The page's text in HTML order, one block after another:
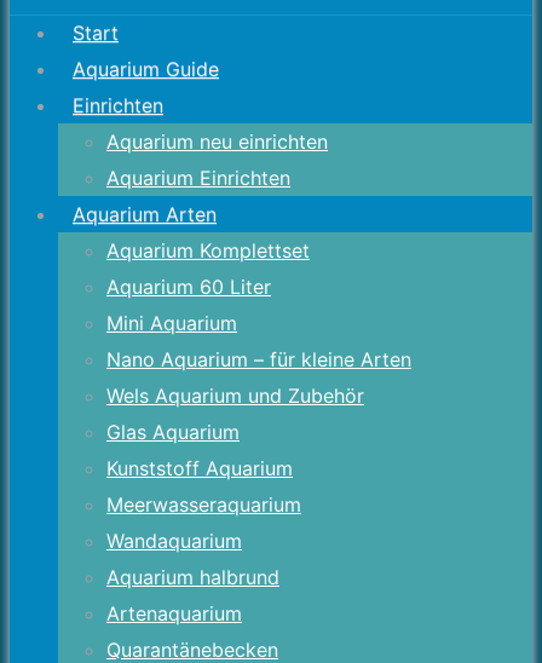
Start
Aquarium Guide
Einrichten
Aquarium neu einrichten
Aquarium Einrichten
Aquarium Arten
Aquarium Komplettset
Aquarium 60 Liter
Mini Aquarium
Nano Aquarium – für kleine Arten
Wels Aquarium und Zubehör
Glas Aquarium
Kunststoff Aquarium
Meerwasseraquarium
Wandaquarium
Aquarium halbrund
Artenaquarium
Quarantänebecken